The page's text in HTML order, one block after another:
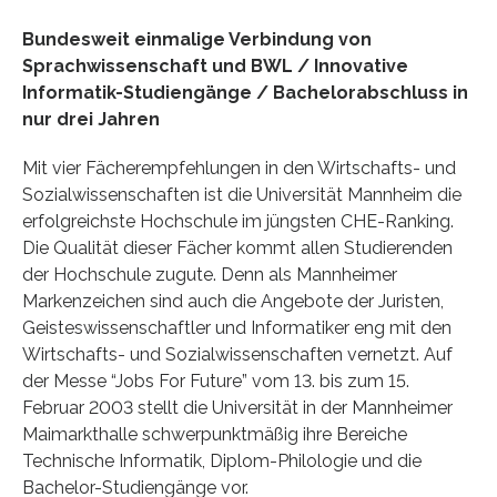
Bundesweit einmalige Verbindung von
Sprachwissenschaft und BWL / Innovative
Informatik-Studiengänge / Bachelorabschluss in
nur drei Jahren
Mit vier Fächerempfehlungen in den Wirtschafts- und
Sozialwissenschaften ist die Universität Mannheim die
erfolgreichste Hochschule im jüngsten CHE-Ranking.
Die Qualität dieser Fächer kommt allen Studierenden
der Hochschule zugute. Denn als Mannheimer
Markenzeichen sind auch die Angebote der Juristen,
Geisteswissenschaftler und Informatiker eng mit den
Wirtschafts- und Sozialwissenschaften vernetzt. Auf
der Messe “Jobs For Future” vom 13. bis zum 15.
Februar 2003 stellt die Universität in der Mannheimer
Maimarkthalle schwerpunktmäßig ihre Bereiche
Technische Informatik, Diplom-Philologie und die
Bachelor-Studiengänge vor.